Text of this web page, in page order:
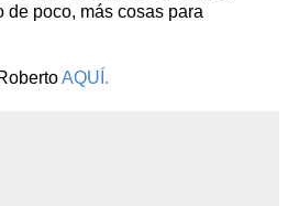
de poco, más cosas para
AQUÍ.